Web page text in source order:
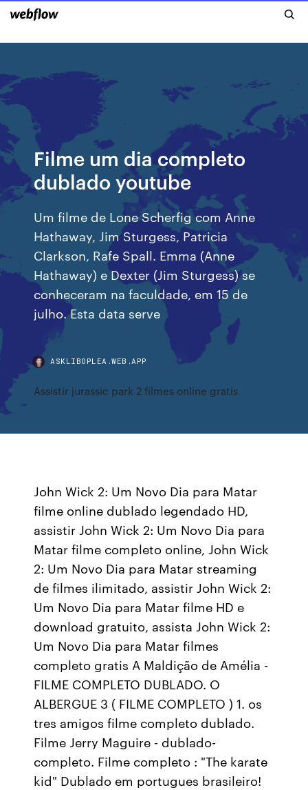
Filme um dia completo
dublado youtube
Um filme de Lone Scherfig com Anne
Hathaway, Jim Sturgess, Patricia
Clarkson, Rafe Spall. Emma (Anne
Hathaway) e Dexter (Jim Sturgess) se
conheceram na faculdade, em 15 de
julho. Esta data serve
ASKLIBOPLEA.WEB.APP
Assistir jurassic park 2 filmes online gratis
John Wick 2: Um Novo Dia para Matar
filme online dublado legendado HD,
assistir John Wick 2: Um Novo Dia para
Matar filme completo online, John Wick
2: Um Novo Dia para Matar streaming
de filmes ilimitado, assistir John Wick 2:
Um Novo Dia para Matar filme HD e
download gratuito, assista John Wick 2:
Um Novo Dia para Matar filmes
completo gratis A Maldição de Amélia -
FILME COMPLETO DUBLADO. O
ALBERGUE 3 ( FILME COMPLETO ) 1. os
tres amigos filme completo dublado.
Filme Jerry Maguire - dublado-
completo. Filme completo : "The karate
kid" Dublado em portugues brasileiro!